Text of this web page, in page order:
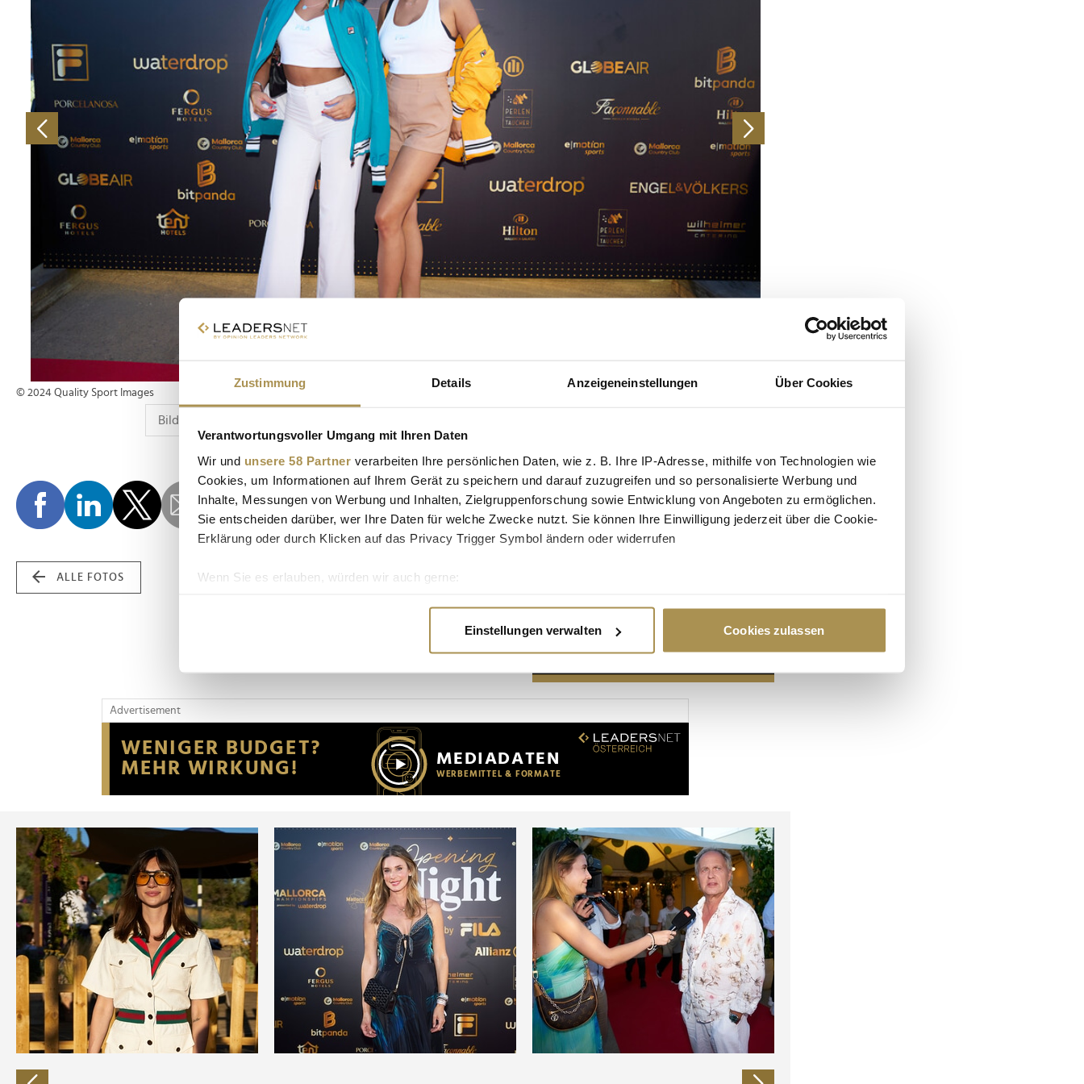
Zustimmung Details Anzeigeneinstellungen Über Cookies
Verantwortungsvoller Umgang mit Ihren Daten
Wir und unsere 58 Partner verarbeiten Ihre persönlichen Daten, wie z. B. Ihre IP-Adresse, mithilfe von Technologien wie
Cookies, um Informationen auf Ihrem Gerät zu speichern und darauf zuzugreifen und so personalisierte Werbung und
Inhalte, Messungen von Werbung und Inhalten, Zielgruppenforschung sowie Entwicklung von Angeboten zu ermöglichen.
Sie entscheiden darüber, wer Ihre Daten für welche Zwecke nutzt. Sie können Ihre Einwilligung jederzeit über die Cookie-
Erklärung oder durch Klicken auf das Privacy Trigger Symbol ändern oder widerrufen
Wenn Sie es erlauben, würden wir auch gerne:
Erfahren Sie mehr darüber, wie Ihre persönlichen Daten verarbeitet werden, und legen Sie Ihre Präferenzen im
Wir verwenden Cookies, um Inhalte und Anzeigen zu personalisieren, Funktionen für soziale Medien anbieten zu können
Website an unsere Partner für soziale Medien, Werbung und Analysen weiter. Unsere Partner führen diese Informationen
möglicherweise mit weiteren Daten zusammen, die Sie ihnen bereitgestellt haben oder die sie im Rahmen Ihrer Nutzung
der Dienste gesammelt haben.
Einstellungen verwalten Cookies zulassen
© 2024 Quality Sport Images
ALLE FOTOS
Advertisement
Advertisement